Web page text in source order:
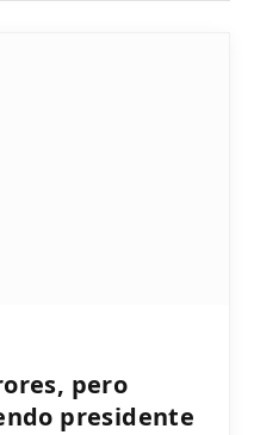
pero
presidente